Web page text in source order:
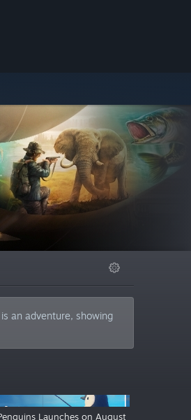
an adventure, showing
Launches on August